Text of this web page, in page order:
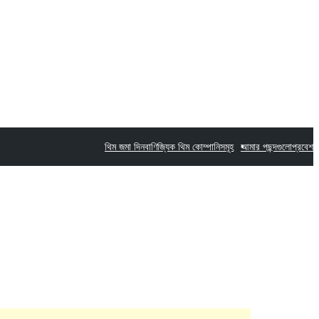
থিম জমা দিনবাণিজ্যিক থিম কোম্পানিসমূহ আমার পছন্দগুলোপ্রবেশ